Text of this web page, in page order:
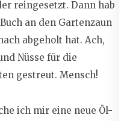
reingesetzt. Dann hab
an den Gartenzaun
abgeholt hat. Ach,
Nüsse für die
gestreut. Mensch!
ich mir eine neue Öl-